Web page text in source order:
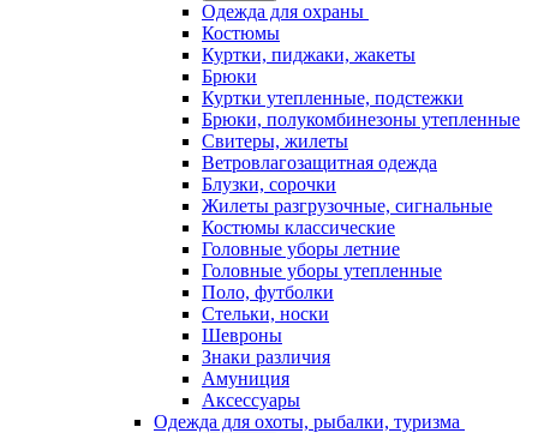
Одежда для охраны
Костюмы
Куртки, пиджаки, жакеты
Брюки
Куртки утепленные, подстежки
Брюки, полукомбинезоны утепленные
Свитеры, жилеты
Ветровлагозащитная одежда
Блузки, сорочки
Жилеты разгрузочные, сигнальные
Костюмы классические
Головные уборы летние
Головные уборы утепленные
Поло, футболки
Стельки, носки
Шевроны
Знаки различия
Амуниция
Аксессуары
Одежда для охоты, рыбалки, туризма